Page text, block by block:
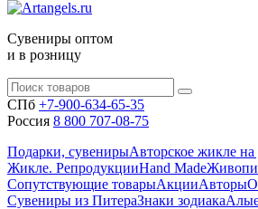
Сувениры оптом
и в розницу
СПб +7-900-634-65-35
Россия 8 800 707-08-75
Подарки, сувенирыАвторское жикле на
Жикле. РепродукцииHand Made
Сопутствующие товарыАкцииАвторы
Сувениры из ПитераЗнаки зодиака